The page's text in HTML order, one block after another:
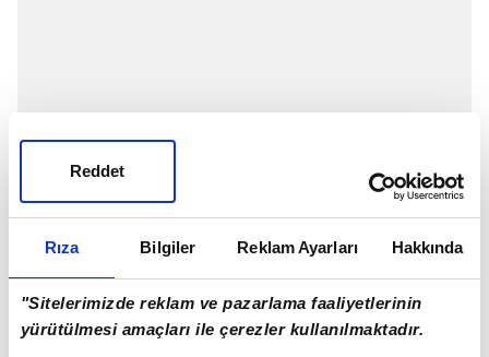
Rıza Bilgiler Reklam Ayarları Hakkında
"Sitelerimizde reklam ve pazarlama faaliyetlerinin
yürütülmesi amaçları ile çerezler kullanılmaktadır.
Reddet
Spor Toto 1. Lig ekiplerinden Altay, Portekizli golcüsü
Marco Paixao ile sözleşme yeniledi.
Altay Kulübünden yapılan açıklamada, 37 yaşındaki